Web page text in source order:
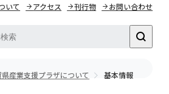
いて アクセス 刊行物 お問い合わせ
県産業支援プラザについて 基本情報